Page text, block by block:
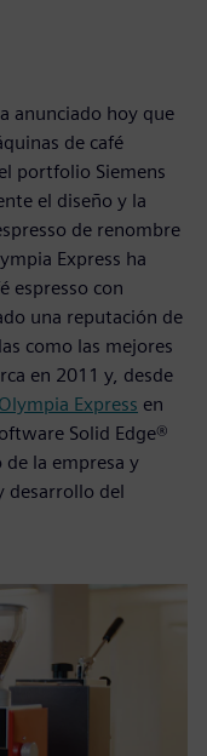
anunciado hoy que
de café
portfolio Siemens
el diseño y la
de renombre
Express ha
espresso con
una reputación de
como las mejores
en 2011 y, desde
Olympia Express en
Solid Edge®
de la empresa y
desarrollo del